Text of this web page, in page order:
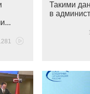
Такими
в